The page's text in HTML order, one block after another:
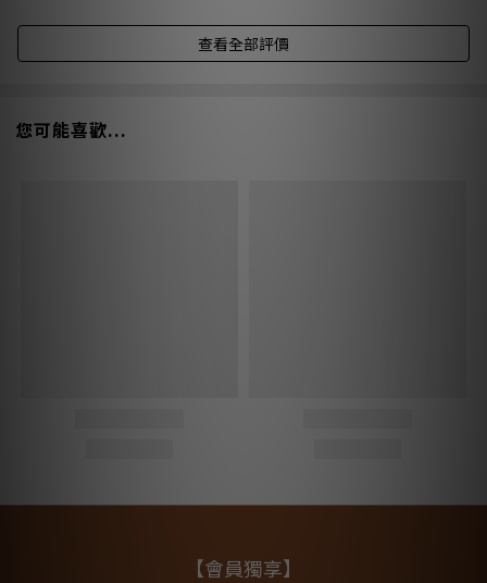
查看全部評價
您可能喜歡...
【會員獨享】